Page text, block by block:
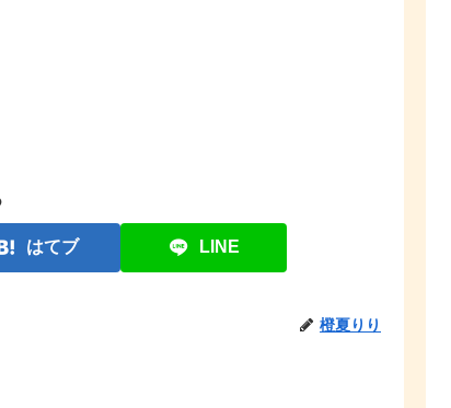
はてブ LINE
橙夏りり